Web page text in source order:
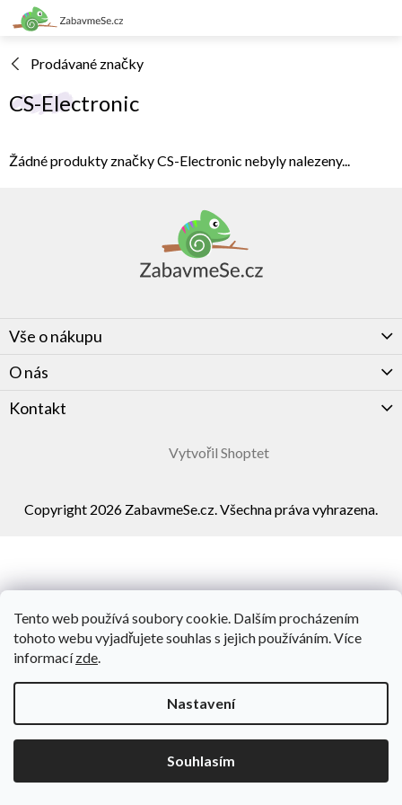
Tento web používá soubory cookie. Dalším procházením
tohoto webu vyjadřujete souhlas s jejich používáním. Více
informacízde.
Nastavení
Souhlasím
Přejít
na
Prodávané značky
CS-Electronic
Žádné produkty značkyCS-Electronic nebyly nalezeny...
Vše o nákupu
O nás
Kontakt
Vytvořil Shoptet
Copyright 2026 ZabavmeSe.cz. Všechna práva vyhrazena.